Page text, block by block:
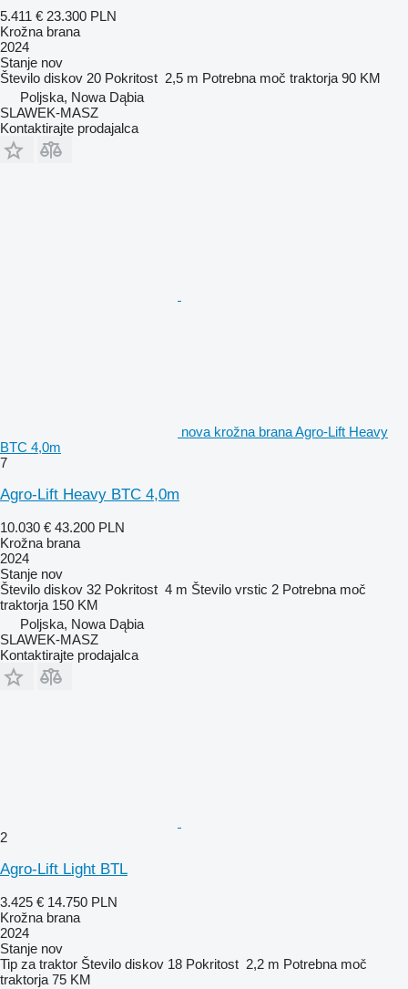
5.411 € 23.300 PLN
Krožna brana
2024
Stanje nov
Število diskov 20 Pokritost 2,5 m Potrebna moč traktorja 90 KM
Poljska, Nowa Dąbia
SLAWEK-MASZ
Kontaktirajte prodajalca
nova krožna brana Agro-Lift Heavy
BTC 4,0m
7
Agro-Lift Heavy BTC 4,0m
10.030 € 43.200 PLN
Krožna brana
2024
Stanje nov
Število diskov 32 Pokritost 4 m Število vrstic 2 Potrebna moč
traktorja 150 KM
Poljska, Nowa Dąbia
SLAWEK-MASZ
Kontaktirajte prodajalca
2
Agro-Lift Light BTL
3.425 € 14.750 PLN
Krožna brana
2024
Stanje nov
Tip za traktor Število diskov 18 Pokritost 2,2 m Potrebna moč
traktorja 75 KM